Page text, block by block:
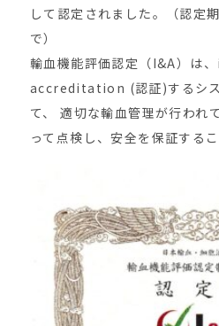
して認定されました。（認定
で）
輸血機能評価認定（I&A）は
accreditation (認証)するシス
て、 適切な輸血管理が行われ
って点検し、安全を保証するこ